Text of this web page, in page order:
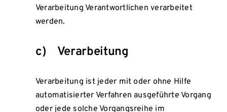
Verarbeitung Verantwortlichen verarbeitet
werden.
c) Verarbeitung
Verarbeitung ist jeder mit oder ohne Hilfe
automatisierter Verfahren ausgeführte Vorgang
oder jede solche Vorgangsreihe im